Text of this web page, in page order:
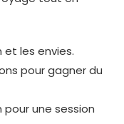
et les envies.
pour gagner du
une session